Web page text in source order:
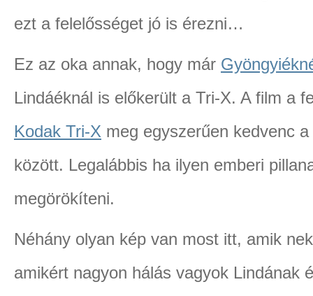
ezt a felelősséget jó is érezni…
Ez az oka annak, hogy már
Lindáéknál is előkerült a Tri-X. A film a
Kodak Tri-X meg egyszerűen kedvenc
között. Legalábbis ha ilyen emberi
megörökíteni.
Néhány olyan kép van most itt, amik
amikért nagyon hálás vagyok Lindának